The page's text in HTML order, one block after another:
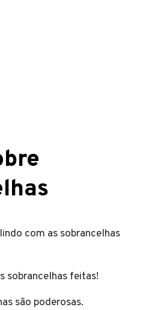
com as sobrancelhas
sobrancelhas feitas!
são poderosas.